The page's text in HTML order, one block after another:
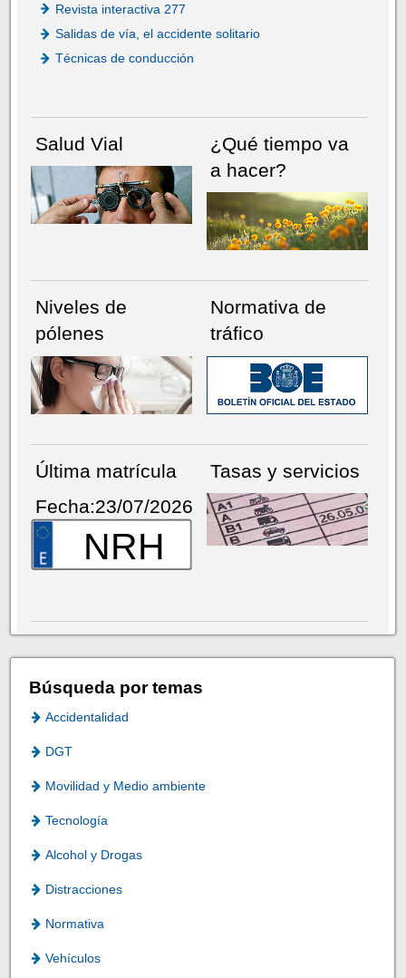
Revista interactiva 277
Salidas de vía, el accidente solitario
Técnicas de conducción
Salud Vial
¿Qué tiempo va
a hacer?
Niveles de
pólenes
Normativa de
tráfico
Última matrícula
Fecha:23/07/2026
NRH
Tasas y servicios
Búsqueda por temas
Accidentalidad
DGT
Movilidad y Medio ambiente
Tecnología
Alcohol y Drogas
Distracciones
Normativa
Vehículos